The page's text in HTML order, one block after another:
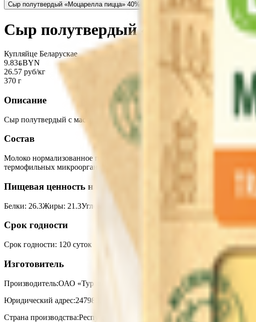
Сыр полутвердый «Моцарелла пицца» 40% Сыр полутвердый
Сыр полутвердый «Моцарелла
Купляйце Беларускае
9.83BYNBYN
26.57 руб/кг
370 г
Описание
Сыр полутвердый с массовой долей жира в сухом веществе 40%. Без
Состав
Молоко нормализованное пастеризованное, соль (содержит
термофильных микроорганизмов, молокосвертывающий фермент
Пищевая ценность на 100г
Белки: 26.3Жиры: 21.3Углеводы
Срок годности
Срок годности: 120 суток
Изготовитель
Производитель:ОАО «Туровский молочный комбинат»
Юридический адрес:247980, Республика Беларусь, Гомельская область,
Страна производства:Республика Беларусь